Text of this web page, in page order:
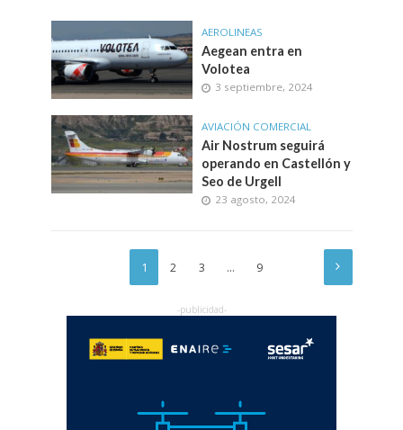
AEROLINEAS
Aegean entra en
Volotea
3 septiembre, 2024
AVIACIÓN COMERCIAL
Air Nostrum seguirá
operando en Castellón y
Seo de Urgell
23 agosto, 2024
1 2 3 … 9